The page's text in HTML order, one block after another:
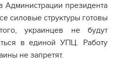
президента
силовые структуры готовы
украинцев не будут
в единой УПЦ. Работу
не запретят.